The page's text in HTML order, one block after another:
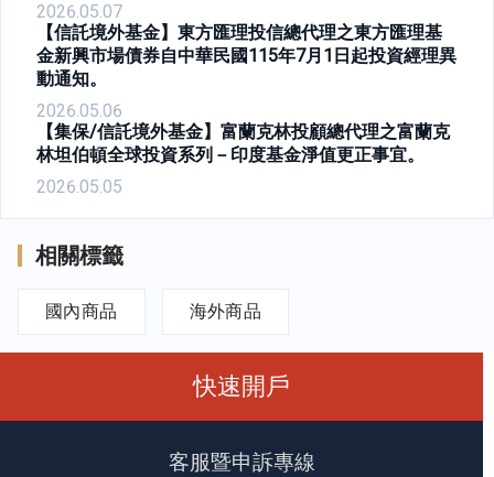
2026.05.07
【信託境外基金】東方匯理投信總代理之東方匯理基
金新興市場債券自中華民國115年7月1日起投資經理異
動通知。
2026.05.06
【集保/信託境外基金】富蘭克林投顧總代理之富蘭克
林坦伯頓全球投資系列－印度基金淨值更正事宜。
2026.05.05
相關標籤
國內商品 海外商品
快速開戶
客服暨申訴專線